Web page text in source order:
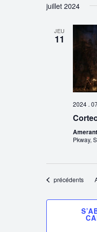
juillet 2024
JEU
11
2024 .
Pkway,
Évènements
précédents